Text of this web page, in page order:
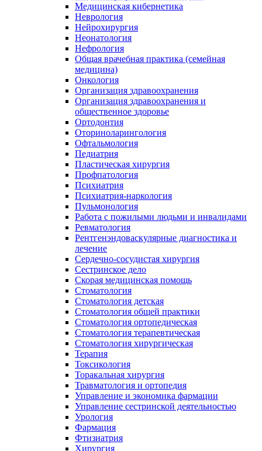
Медицинская кибернетика
Неврология
Нейрохирургия
Неонатология
Нефрология
Общая врачебная практика (семейная
медицина)
Онкология
Организация здравоохранения
Организация здравоохранения и
общественное здоровье
Ортодонтия
Оториноларингология
Офтальмология
Педиатрия
Пластическая хирургия
Профпатология
Психиатрия
Психиатрия-наркология
Пульмонология
Работа с пожилыми людьми и инвалидами
Ревматология
Рентгенэндоваскулярные диагностика и
лечение
Сердечно-сосудистая хирургия
Сестринское дело
Скорая медицинская помощь
Стоматология
Стоматология детская
Стоматология общей практики
Стоматология ортопедическая
Стоматология терапевтическая
Стоматология хирургическая
Терапия
Токсикология
Торакальная хирургия
Травматология и ортопедия
Управление и экономика фармации
Управление сестринской деятельностью
Урология
Фармация
Фтизиатрия
Хирургия